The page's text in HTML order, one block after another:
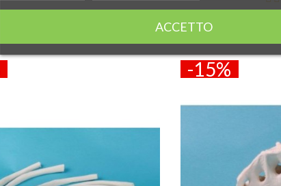
-15%
ACCETTO